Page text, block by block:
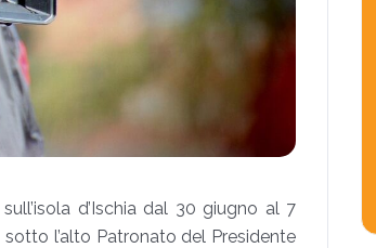
d’Ischia dal 30 giugno al 7
sotto l’alto Patronato del Presidente